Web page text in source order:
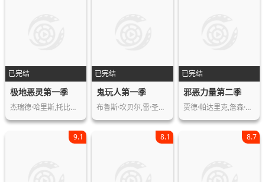
已完结
极地恶灵第一季
杰瑞德·哈里斯,托比亚斯·门基斯,塞伦…
已完结
鬼玩人第一季
布鲁斯·坎贝尔,雷·圣蒂亚戈,达娜·德…
已完结
邪恶力量第二季
贾德·帕达里克,詹森·阿克斯,杰弗里·…
9.1 8.1 8.7